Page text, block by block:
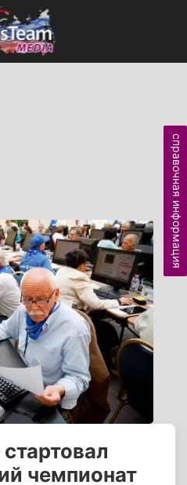
чемпионат
справочная информация